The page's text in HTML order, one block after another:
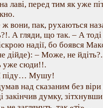
лаві, перед тим як уже
вони, пак, рухаються
А гляди, що так. – А
надії, бо боявся
дійде): – Може, не
уже сюди!!.
піду… Мушу!
над сказаним без віри
закінчив думку,